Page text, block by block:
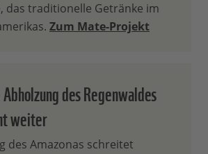
das traditionelle Getränke im
Zum Mate-Projekt
des Regenwaldes
weiter
des Amazonas schreitet